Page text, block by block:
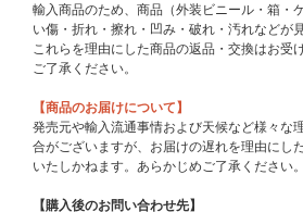
輸入商品のため、商品（外装ビニール・箱・
い傷・折れ・擦れ・凹み・破れ・汚れなどが
これらを理由にした商品の返品・交換はお受
ご了承ください。
【商品のお届けについて】
発売元や輸入流通事情および天候など様々な
合がございますが、お届けの遅れを理由にし
いたしかねます。あらかじめご了承ください。
【購入後のお問い合わせ先】